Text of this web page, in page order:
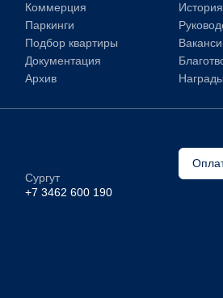
Коммерция
Паркинги
Подбор квартиры
Документация
Архив
История
Награды
Сургут
+7 3462 600 190